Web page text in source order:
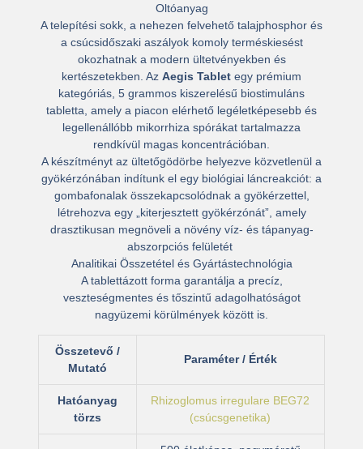
Oltóanyag
A telepítési sokk, a nehezen felvehető talajphosphor és
a csúcsidőszaki aszályok komoly terméskiesést
okozhatnak a modern ültetvényekben és
kertészetekben. Az Aegis Tablet egy prémium
kategóriás, 5 grammos kiszerelésű biostimuláns
tabletta, amely a piacon elérhető legéletképesebb és
legellenállóbb mikorrhiza spórákat tartalmazza
rendkívül magas koncentrációban.
A készítményt az ültetőgödörbe helyezve közvetlenül a
gyökérzónában indítunk el egy biológiai láncreakciót: a
gombafonalak összekapcsolódnak a gyökérzettel,
létrehozva egy „kiterjesztett gyökérzónát”, amely
drasztikusan megnöveli a növény víz- és tápanyag-
abszorpciós felületét
Analitikai Összetétel és Gyártástechnológia
A tablettázott forma garantálja a precíz,
veszteségmentes és tőszintű adagolhatóságot
nagyüzemi körülmények között is.
Összetevő /
Mutató
Paraméter / Érték
Hatóanyag
törzs
Rhizoglomus irregulare BEG72
(csúcsgenetika)